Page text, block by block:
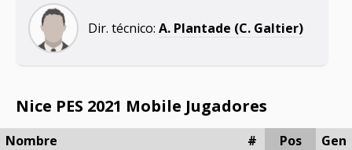
Dir. técnico: A. Plantade (C. Galtier)
Nice PES 2021 Mobile Jugadores
Nombre # Pos Gen